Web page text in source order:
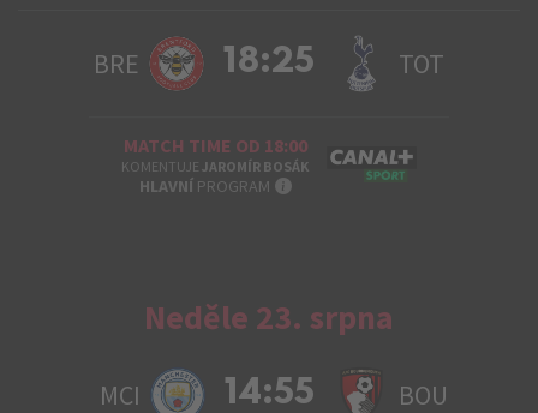
BRE 18:25 TOT
MATCH TIME OD 18:00
KOMENTUJE JAROMÍR BOSÁK
HLAVNÍ PROGRAM INFO
Neděle 23. srpna
MCI 14:55 BOU